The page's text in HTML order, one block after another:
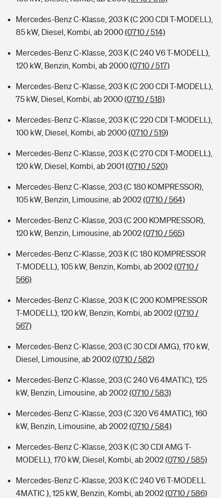
Mercedes-Benz C-Klasse, 203 K (C 200 CDI T-MODELL),
85 kW, Diesel, Kombi, ab 2000(0710 / 514)
Mercedes-Benz C-Klasse, 203 K (C 240 V6 T-MODELL),
120 kW, Benzin, Kombi, ab 2000(0710 / 517)
Mercedes-Benz C-Klasse, 203 K (C 200 CDI T-MODELL),
75 kW, Diesel, Kombi, ab 2000(0710 / 518)
Mercedes-Benz C-Klasse, 203 K (C 220 CDI T-MODELL),
100 kW, Diesel, Kombi, ab 2000(0710 / 519)
Mercedes-Benz C-Klasse, 203 K (C 270 CDI T-MODELL),
120 kW, Diesel, Kombi, ab 2001 (0710 / 520)
Mercedes-Benz C-Klasse, 203 (C 180 KOMPRESSOR),
105 kW, Benzin, Limousine, ab 2002(0710 / 564)
Mercedes-Benz C-Klasse, 203 (C 200 KOMPRESSOR),
120 kW, Benzin, Limousine, ab 2002(0710 / 565)
Mercedes-Benz C-Klasse, 203 K (C 180 KOMPRESSOR
T-MODELL), 105 kW, Benzin, Kombi, ab 2002(0710 /
566)
Mercedes-Benz C-Klasse, 203 K (C 200 KOMPRESSOR
T-MODELL), 120 kW, Benzin, Kombi, ab 2002(0710 /
567)
Mercedes-Benz C-Klasse, 203 (C 30 CDI AMG), 170 kW,
Diesel, Limousine, ab 2002(0710 / 582)
Mercedes-Benz C-Klasse, 203 (C 240 V6 4MATIC), 125
kW, Benzin, Limousine, ab 2002(0710 / 583)
Mercedes-Benz C-Klasse, 203 (C 320 V6 4MATIC), 160
kW, Benzin, Limousine, ab 2002(0710 / 584)
Mercedes-Benz C-Klasse, 203 K (C 30 CDI AMG T-
MODELL), 170 kW, Diesel, Kombi, ab 2002(0710 / 585)
Mercedes-Benz C-Klasse, 203 K (C 240 V6 T-MODELL
4MATIC ), 125 kW, Benzin, Kombi, ab 2002(0710 / 586)